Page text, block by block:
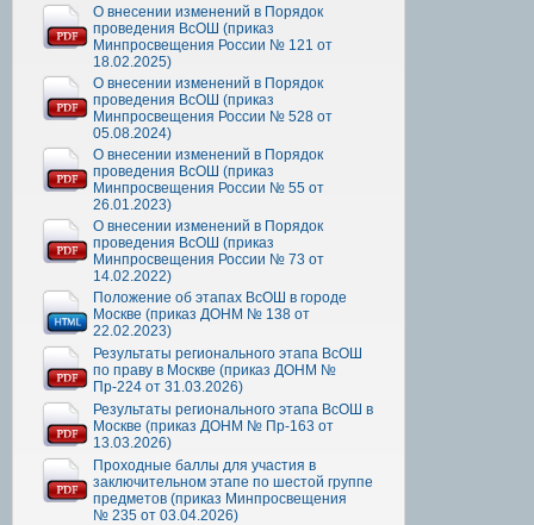
О внесении изменений в Порядок
проведения ВсОШ (приказ
Минпросвещения России № 121 от
18.02.2025)
О внесении изменений в Порядок
проведения ВсОШ (приказ
Минпросвещения России № 528 от
05.08.2024)
О внесении изменений в Порядок
проведения ВсОШ (приказ
Минпросвещения России № 55 от
26.01.2023)
О внесении изменений в Порядок
проведения ВсОШ (приказ
Минпросвещения России № 73 от
14.02.2022)
Положение об этапах ВсОШ в городе
Москве (приказ ДОНМ № 138 от
22.02.2023)
Результаты регионального этапа ВсОШ
по праву в Москве (приказ ДОНМ №
Пр-224 от 31.03.2026)
Результаты регионального этапа ВсОШ в
Москве (приказ ДОНМ № Пр-163 от
13.03.2026)
Проходные баллы для участия в
заключительном этапе по шестой группе
предметов (приказ Минпросвещения
№ 235 от 03.04.2026)